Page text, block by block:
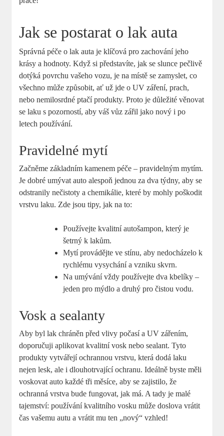
Jak se postarat o lak auta
Správná péče o⁣ lak auta je klíčová pro zachování jeho
krásy a hodnoty. Když si⁢ představíte, jak se slunce pečlivě
dotýká povrchu vašeho vozu, je⁣ na místě se zamyslet, co
všechno může způsobit, ať už jde o UV záření, ⁢prach,
nebo nemilosrdné ptačí produkty. Proto je ​důležité věnovat
se laku s pozorností, aby váš vůz zářil jako nový i po
letech používání.
Pravidelné ‍mytí
Začněme ⁤základním kamenem péče – ‌pravidelným mytím.
‌Je dobré umývat auto alespoň jednou‍ za dva týdny, aby se
odstranily nečistoty a chemikálie, které by mohly poškodit
vrstvu laku. Zde jsou tipy, jak⁤ na to:
Používejte kvalitní autošampon, který ‍je
šetrný k lakům.
Mytí provádějte ve⁤ stínu, aby nedocházelo k
rychlému vysychání a vzniku skvrn.
Na umývání vždy používejte dva kbelíky‍ –
jeden pro mýdlo a druhý pro čistou vodu.
Vosk a sealanty
Aby byl lak chráněn před vlivy počasí a UV zářením,
doporučuji aplikovat kvalitní vosk nebo sealant. Tyto ​
produkty ⁢vytvářejí⁣ ochrannou vrstvu, která dodá laku
nejen lesk, ale ⁣i dlouhotrvající ochranu. Ideálně byste měli
voskovat auto každé tři měsíce, aby ​se zajistilo, že
ochranná vrstva bude fungovat, jak má. A tady je malé
tajemství: používání kvalitního vosku může doslova ⁣vrátit
čas vašemu⁤ autu a vrátit mu ten „nový“ vzhled!